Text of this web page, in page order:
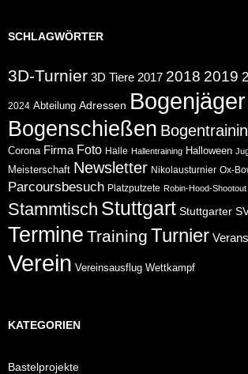
SCHLAGWÖRTER
3D-Turnier 3D Tiere 2017 2018 2019
2024 Abteilung Adressen Bogenjäger
Bogenschießen
Corona Firma Foto Halle Hallentraining Halloween
Meisterschaft Newsletter Nikolausturnier Ox-
Parcoursbesuch Platzputzete Robin-Hood-Shootout
Stammtisch Stuttgart Stuttgarter
Termine Training Turnier
Verein Vereinsausflug Wettkampf
KATEGORIEN
Bastelprojekte